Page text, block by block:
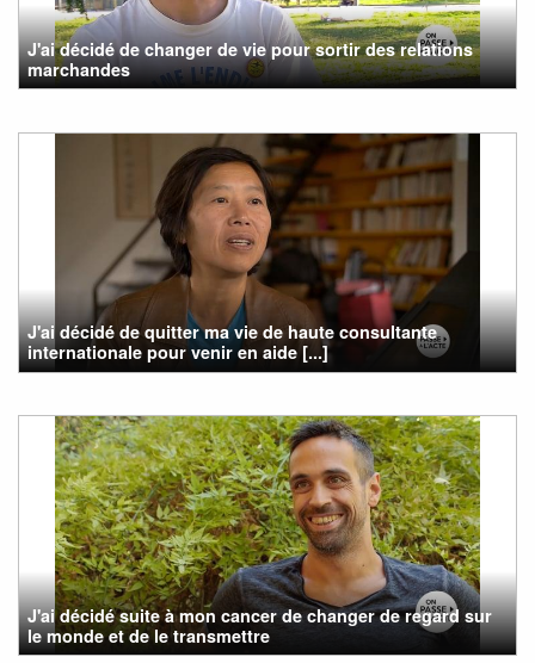
J'ai décidé de changer de vie pour sortir des relations
marchandes
J'ai décidé de quitter ma vie de haute consultante
internationale pour venir en aide [...]
J'ai décidé suite à mon cancer de changer de regard sur
le monde et de le transmettre